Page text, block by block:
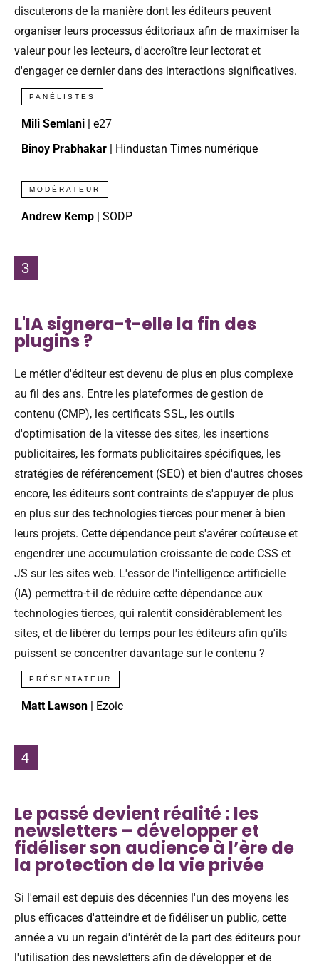
discuterons de la manière dont les éditeurs peuvent
organiser leurs processus éditoriaux afin de maximiser la
valeur pour les lecteurs, d'accroître leur lectorat et
d'engager ce dernier dans des interactions significatives.
PANÉLISTES
Mili Semlani | e27
Binoy Prabhakar | Hindustan Times numérique
MODÉRATEUR
Andrew Kemp | SODP
3
L'IA signera-t-elle la fin des
plugins ?
Le métier d'éditeur est devenu de plus en plus complexe
au fil des ans. Entre les plateformes de gestion de
contenu (CMP), les certificats SSL, les outils
d'optimisation de la vitesse des sites, les insertions
publicitaires, les formats publicitaires spécifiques, les
stratégies de référencement (SEO) et bien d'autres choses
encore, les éditeurs sont contraints de s'appuyer de plus
en plus sur des technologies tierces pour mener à bien
leurs projets. Cette dépendance peut s'avérer coûteuse et
engendrer une accumulation croissante de code CSS et
JS sur les sites web. L'essor de l'intelligence artificielle
(IA) permettra-t-il de réduire cette dépendance aux
technologies tierces, qui ralentit considérablement les
sites, et de libérer du temps pour les éditeurs afin qu'ils
puissent se concentrer davantage sur le contenu ?
PRÉSENTATEUR
Matt Lawson | Ezoic
4
Le passé devient réalité : les
newsletters – développer et
fidéliser son audience à l’ère de
la protection de la vie privée
Si l'email est depuis des décennies l'un des moyens les
plus efficaces d'atteindre et de fidéliser un public, cette
année a vu un regain d'intérêt de la part des éditeurs pour
l'utilisation des newsletters afin de développer et de